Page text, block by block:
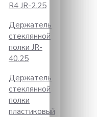
R4 JR-2.25
Держатель
стеклянной
полки JR-
40.25
Держатель
стеклянной
полки
пластиковый